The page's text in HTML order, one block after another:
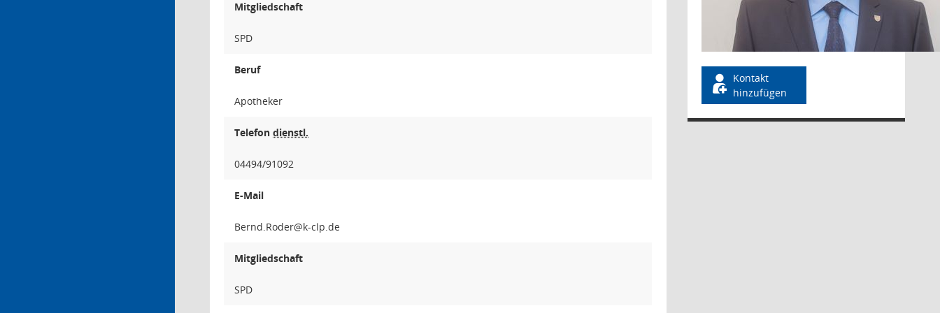
Mitgliedschaft
SPD
Beruf
Apotheker
Telefon dienstl.
04494/91092
E-Mail
redoR
Mitgliedschaft
SPD
Kontakt
hinzufügen